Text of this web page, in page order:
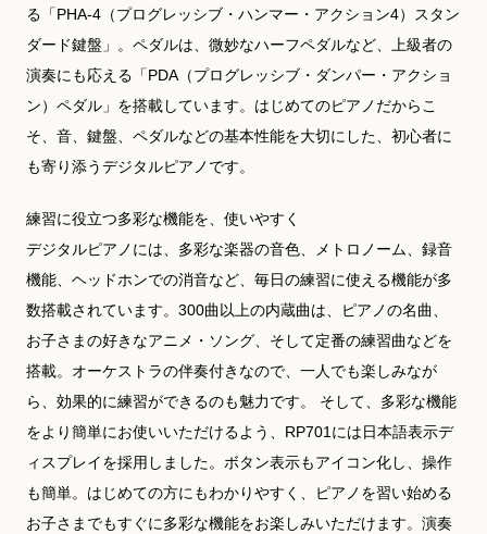
る「PHA-4（プログレッシブ・ハンマー・アクション4）スタン
ダード鍵盤」。ペダルは、微妙なハーフペダルなど、上級者の
演奏にも応える「PDA（プログレッシブ・ダンパー・アクショ
ン）ペダル」を搭載しています。はじめてのピアノだからこ
そ、音、鍵盤、ペダルなどの基本性能を大切にした、初心者に
も寄り添うデジタルピアノです。
練習に役立つ多彩な機能を、使いやすく
デジタルピアノには、多彩な楽器の音色、メトロノーム、録音
機能、ヘッドホンでの消音など、毎日の練習に使える機能が多
数搭載されています。300曲以上の内蔵曲は、ピアノの名曲、
お子さまの好きなアニメ・ソング、そして定番の練習曲などを
搭載。オーケストラの伴奏付きなので、一人でも楽しみなが
ら、効果的に練習ができるのも魅力です。 そして、多彩な機能
をより簡単にお使いいただけるよう、RP701には日本語表示デ
ィスプレイを採用しました。ボタン表示もアイコン化し、操作
も簡単。はじめての方にもわかりやすく、ピアノを習い始める
お子さまでもすぐに多彩な機能をお楽しみいただけます。演奏